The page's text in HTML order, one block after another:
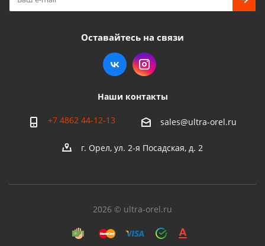
Оставайтесь на связи
Наши контакты
+7 4862 44-12-13 sales@ultra-orel.ru
г. Орел, ул. 2-я Посадская, д. 2
2026 © ultra-orel.ru